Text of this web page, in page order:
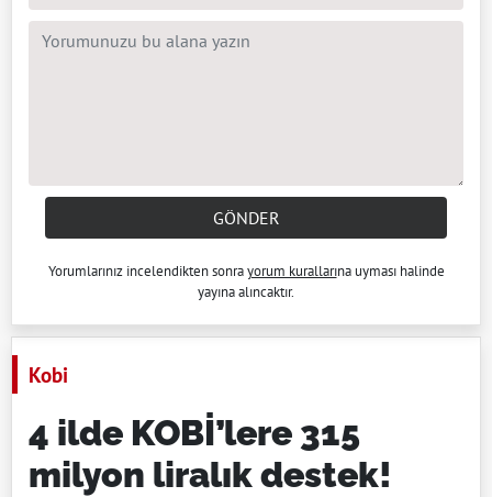
GÖNDER
Yorumlarınız incelendikten sonrayorum kurallarına uyması halinde
yayına alıncaktır.
Kobi
4 ilde KOBİ’lere 315
milyon liralık destek!